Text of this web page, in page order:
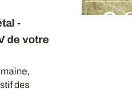
-
de votre
des